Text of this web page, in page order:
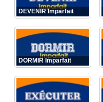
DEVENIR Imparfait
DORMIR Imparfait